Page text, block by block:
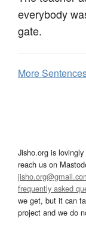
everybody
gate.
MoreS
Jisho.org is
reach us on
frequently asked
we get, but it can
project and we do